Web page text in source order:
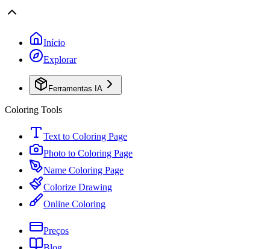
Início
Explorar
Ferramentas IA
Coloring Tools
Text to Coloring Page
Photo to Coloring Page
Name Coloring Page
Colorize Drawing
Online Coloring
Preços